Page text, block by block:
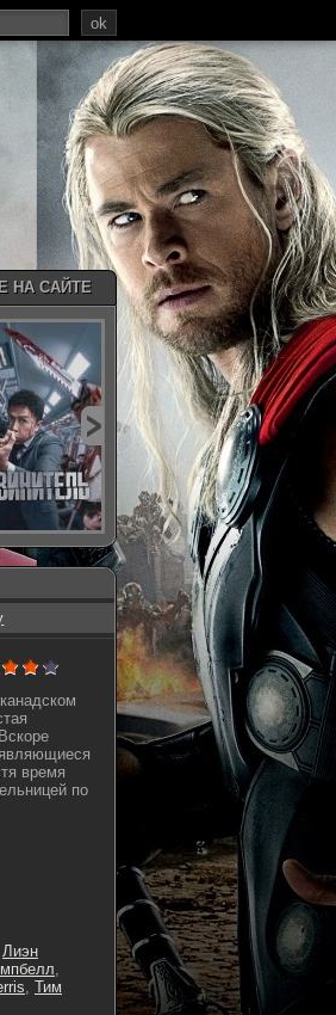
время
по
Лиэн
,
, Тим
ok
НА САЙТЕ